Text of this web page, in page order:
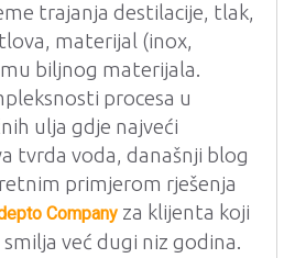
trajanja destilacije, tlak,
materijal (inox,
biljnog materijala.
procesa u
ulja gdje najveći
tvrda voda, današnji blog
primjerom rješenja
Company za klijenta koji
već dugi niz godina.